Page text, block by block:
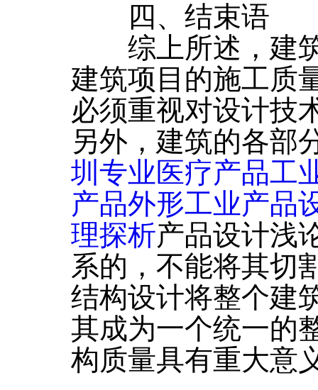
四、结束语
综上所述，建筑
建筑项目的施工质
必须重视对设计技
另外，建筑的各部
圳专业医疗产品工
产品外形工业产品
理探析产品设计浅
系的，不能将其切
结构设计将整个建
其成为一个统一的
构质量具有重大意